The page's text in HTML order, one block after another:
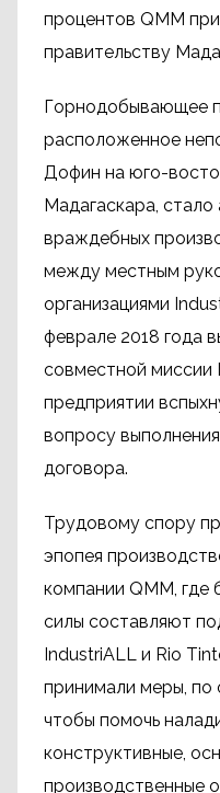
процентов QMM
правительству
Горнодобывающее
расположенное
Дофин на юго-
Мадагаскара,
враждебных
между местным
организациями
феврале 2018 года
совместной миссии
предприятии
вопросу
договора.
Трудовому спору
эпопея
компании QMM, где
силы составляют
IndustriALL и Rio
принимали меры, по
чтобы помочь
конструктивные,
производственные